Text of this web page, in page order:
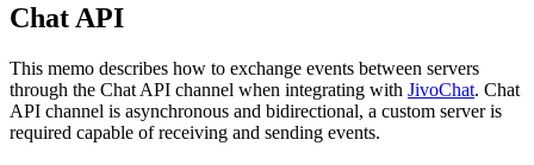
Chat API
This memo describes how to exchange events between servers
through the Chat API channel when integrating with JivoChat. Chat
API channel is asynchronous and bidirectional, a custom server is
required capable of receiving and sending events.